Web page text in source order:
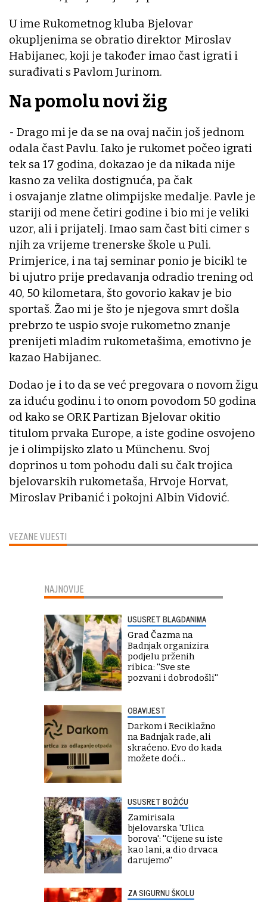
VEZANE VIJESTI
U ime Rukometnog kluba Bjelovar
okupljenima se obratio direktor Miroslav
Habijanec, koji je također imao čast igrati i
surađivati s Pavlom Jurinom.
Na pomolu novi žig
- Drago mi je da se na ovaj način još jednom
odala čast Pavlu. Iako je rukomet počeo igrati
tek sa 17 godina, dokazao je da nikada nije
kasno za velika dostignuća, pa čak
i osvajanje zlatne olimpijske medalje. Pavle je
stariji od mene četiri godine i bio mi je veliki
uzor, ali i prijatelj. Imao sam čast biti cimer s
njih za vrijeme trenerske škole u Puli.
Primjerice, i na taj seminar ponio je bicikl te
bi ujutro prije predavanja odradio trening od
40, 50 kilometara, što govorio kakav je bio
sportaš. Žao mi je što je njegova smrt došla
prebrzo te uspio svoje rukometno znanje
prenijeti mladim rukometašima, emotivno je
kazao Habijanec.
Dodao je i to da se već pregovara o novom žigu
za iduću godinu i to onom povodom 50 godina
od kako se ORK Partizan Bjelovar okitio
titulom prvaka Europe, a iste godine osvojeno
je i olimpijsko zlato u Münchenu. Svoj
doprinos u tom pohodu dali su čak trojica
bjelovarskih rukometaša, Hrvoje Horvat,
Miroslav Pribanić i pokojni Albin Vidović.
NAJNOVIJE
USUSRET BLAGDANIMA
Grad Čazma na
Badnjak organizira
podjelu prženih
ribica: ''Sve ste
pozvani i dobrodošli''
OBAVIJEST
Darkom i Reciklažno
na Badnjak rade, ali
skraćeno. Evo do kada
možete doći...
USUSRET BOŽIĆU
Zamirisala
bjelovarska 'Ulica
borova': ''Cijene su iste
kao lani, a dio drvaca
darujemo''
ZA SIGURNU ŠKOLU